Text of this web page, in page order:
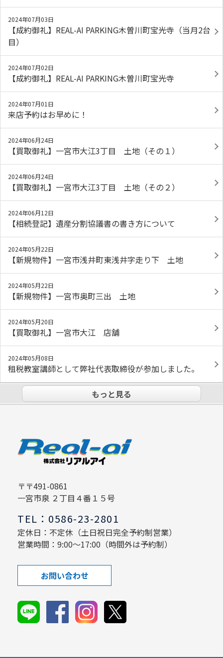
2024年07月03日
【成約御礼】REAL-AI PARKING木曽川町宝光寺（当月2台
目）
2024年07月02日
【成約御礼】REAL-AI PARKING木曽川町宝光寺
2024年07月01日
来店予約はお早めに！
2024年06月24日
【買取御礼】一宮市大江3丁目 土地（その１）
2024年06月24日
【買取御礼】一宮市大江3丁目 土地（その２）
2024年06月12日
【相続登記】遺産分割協議書の書き方について
2024年05月22日
【新規物件】一宮市浅井町東浅井字走り下 土地
2024年05月22日
【新規物件】一宮市奥町三出 土地
2024年05月20日
【買取御礼】一宮市大江 店舗
2024年05月08日
租税教室講師として弊社代表取締役が参加しました。
もっと見る
〒〒491-0861
一宮市泉 ２丁目４番１５号
TEL：0586-23-2801
定休日：不定休（土日祝日完全予約制営業）
営業時間：9:00～17:00（時間外は予約制）
お問い合わせ